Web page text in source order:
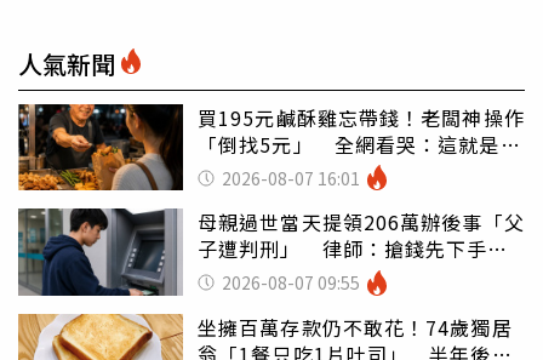
人氣新聞
買195元鹹酥雞忘帶錢！老闆神操作
「倒找5元」 全網看哭：這就是台
灣 2026-08-07 16:01
母親過世當天提領206萬辦後事「父
子遭判刑」 律師：搶錢先下手是
罪 2026-08-07 09:55
坐擁百萬存款仍不敢花！74歲獨居
翁「1餐只吃1片吐司」 半年後暴